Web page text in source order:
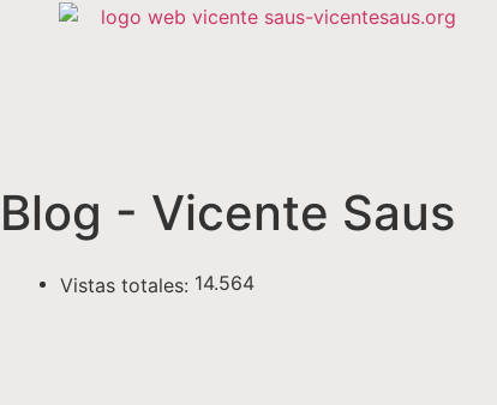
Blog - Vicente Saus
Vistas totales: 14.564